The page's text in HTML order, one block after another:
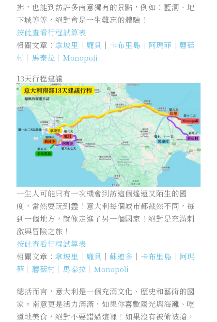
拂，也能到訪許多南意獨有的景點，例如：藍洞、地
下城等等，絕對會是一生難忘的體驗！
按此查看行程試算表
相關文章： 拿坡里 ｜ 龐貝 ｜ 卡布里島 ｜ 阿瑪菲 ｜ 蘑菇
村 ｜ 馬泰拉 ｜ Monopoli
13天行程建議
一生人可能只有一次機會到訪這個遙遠又陌生的國
度，當然要玩到盡！意大利每個城市都截然不同，每
到一個地方，就像走進了另一個國家！絕對是充滿刺
激與冒險之旅！
按此查看行程試算表
相關文章： 拿坡里 ｜ 龐貝 ｜ 蘇連多 ｜ 卡布里島 ｜ 阿瑪
菲 ｜ 蘑菇村 ｜ 馬泰拉 ｜ Monopoli
總括而言，意大利是一個充滿文化、歷史和藝術的國
家。南意更是活力滿滿，如果你喜歡陽光與海灘、吃
道地美食，絕對不要錯過這裡！如果沒有被偷被搶，